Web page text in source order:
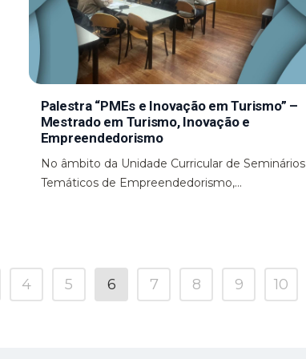
Palestra “PMEs e Inovação em Turismo” –
Mestrado em Turismo, Inovação e
Empreendedorismo
No âmbito da Unidade Curricular de Seminários
Temáticos de Empreendedorismo,...
4 5 6 7 8 9 10